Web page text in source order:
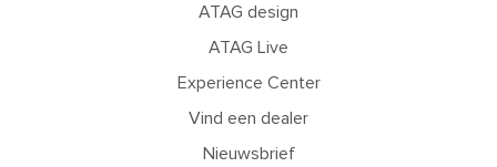
ATAG design
ATAG Live
Experience Center
Vind een dealer
Nieuwsbrief